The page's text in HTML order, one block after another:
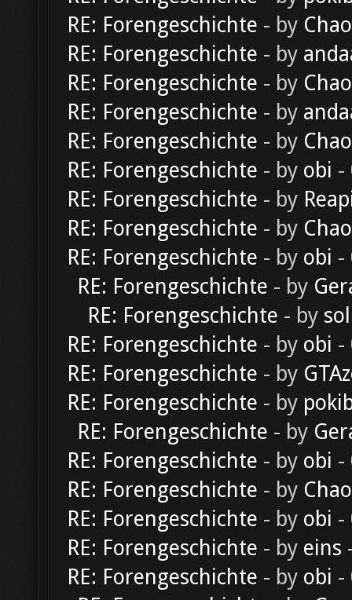
RE: Forengeschichte - by
RE: Forengeschichte - by
RE: Forengeschichte - by
RE: Forengeschichte - by
RE: Forengeschichte - by
RE: Forengeschichte - by obi -
RE: Forengeschichte - by
RE: Forengeschichte - by
RE: Forengeschichte - by obi -
RE: Forengeschichte - by
RE: Forengeschichte - by
RE: Forengeschichte - by obi -
RE: Forengeschichte - by
RE: Forengeschichte - by
RE: Forengeschichte - by
RE: Forengeschichte - by obi -
RE: Forengeschichte - by
RE: Forengeschichte - by obi -
RE: Forengeschichte - by eins
RE: Forengeschichte - by obi -